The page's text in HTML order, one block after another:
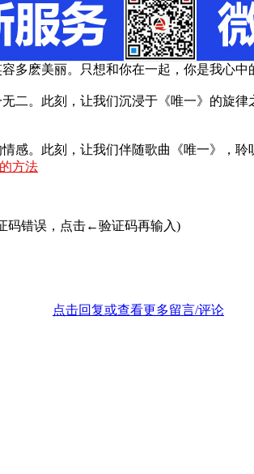
多麽美丽。只想和你在一起，你是我心
二。此刻，让我们沉浸于《唯一》的旋
感。此刻，让我们伴随歌曲《唯一》，
方法
码错误，点击←验证码再输入)
点击回复或查看更多留言/评论